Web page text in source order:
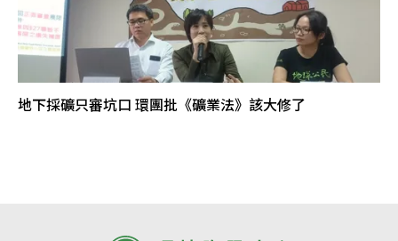
地下採礦只審坑口 環團批《礦業法》該大修了